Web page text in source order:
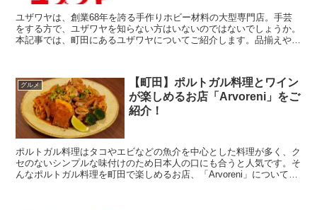
ユザワヤは、創業68年を誇る手作りホビー材料の大型専門店。手芸
をする方で、ユザワヤを知らない方はいないのではないでしょうか。
本記事では、町田にあるユザワヤについてご紹介します。品揃えやサ
グルメ
【町田】ポルトガル料理とワイン
が楽しめるお店「Arvoreni」をご
紹介！
ポルトガル料理はタコやエビなどの魚介を中心とした料理が多く、ク
セのないシンプルな味付けのため日本人の口にも合うと人気です。そ
んなポルトガル料理を町田で楽しめるお店、「Arvoreni」についてご